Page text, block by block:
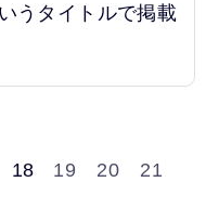
うタイトルで掲載
18 19 20
21